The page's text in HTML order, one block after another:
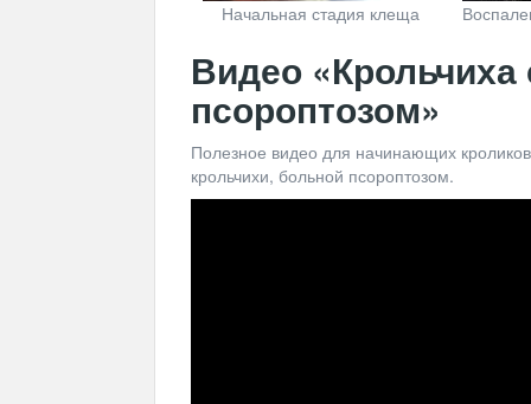
Начальная стадия клеща
Видео
псороптозом»
Полезное видео для начинающих
крольчихи, больной псороптозом.